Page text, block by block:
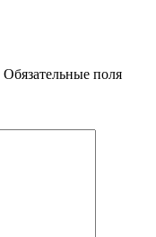
Обязательные поля